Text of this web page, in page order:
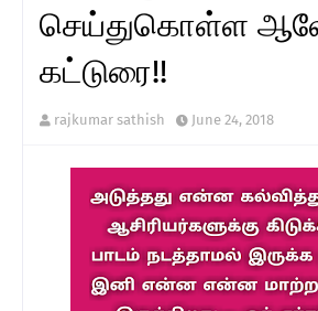
செய்துகொள்ள
கட்டுரை!!
rajkumar sathish June 24, 2018